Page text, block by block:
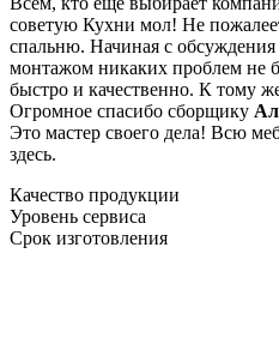
советую Кухни мол! Не
спальню. Начиная с обсуждения
монтажом никаких проблем не
быстро и качественно. К тому
Огромное спасибо сборщику
Это мастер своего дела! Всю
здесь.
Качество продукции
Уровень сервиса
Срок изготовления